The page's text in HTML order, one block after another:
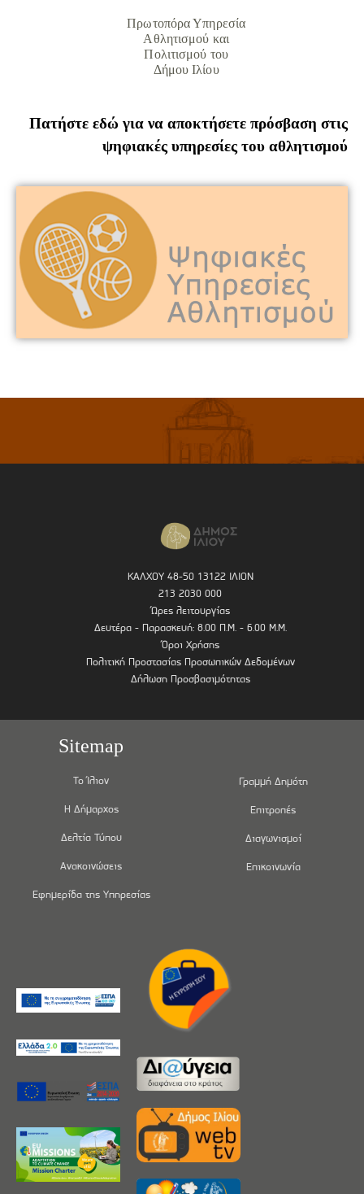
Πρωτοπόρα Υπηρεσία
Αθλητισμού και
Πολιτισμού του
Δήμου Ιλίου
Πατήστε εδώ για να αποκτήσετε πρόσβαση στις
ψηφιακές υπηρεσίες του αθλητισμού
ΚΑΛΧΟΥ 48-50 13122 ΙΛΙΟΝ
213 2030 000
Ώρες λειτουργίας
Δευτέρα - Παρασκευή: 8.00 Π.Μ. - 6.00 Μ.Μ.
Όροι Χρήσης
Πολιτική Προστασίας Προσωπικών Δεδομένων
Δήλωση Προσβασιμότητας
Sitemap
Το Ίλιον
Η Δήμαρχος
Δελτία Τύπου
Ανακοινώσεις
Εφημερίδα της Υπηρεσίας
Γραμμή Δημότη
Επιτροπές
Διαγωνισμοί
Επικοινωνία